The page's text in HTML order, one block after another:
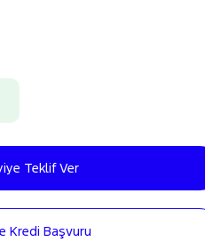
Teklif Ver
Kredi Başvuru